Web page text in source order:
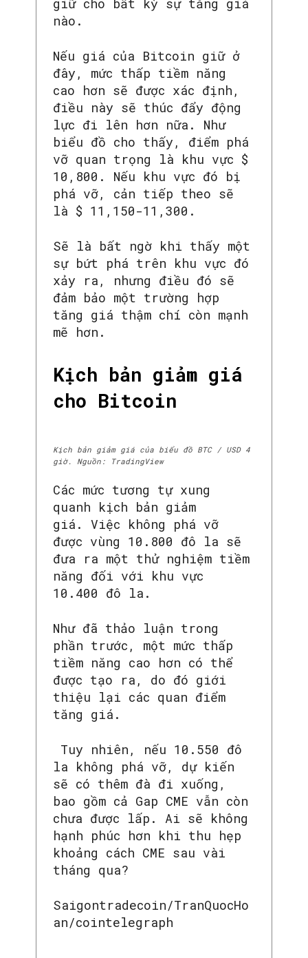
SEARCH...
nào.
Nếu giá của Bitcoin giữ ở
đây, mức thấp tiềm năng
cao hơn sẽ được xác định,
điều này sẽ thúc đẩy động
lực đi lên hơn nữa. Như
biểu đồ cho thấy, điểm phá
vỡ quan trọng là khu vực $
10,800. Nếu khu vực đó bị
phá vỡ, cản tiếp theo sẽ
là $ 11,150-11,300.
Sẽ là bất ngờ khi thấy một
sự bứt phá trên khu vực đó
xảy ra, nhưng điều đó sẽ
đảm bảo một trường hợp
tăng giá thậm chí còn mạnh
mẽ hơn.
Kịch bản giảm giá
cho Bitcoin
Kịch bản giảm giá của biểu đồ BTC / USD 4
giờ. Nguồn: TradingView
Các mức tương tự xung
quanh kịch bản giảm
giá. Việc không phá vỡ
được vùng 10.800 đô la sẽ
đưa ra một thử nghiệm tiềm
năng đối với khu vực
10.400 đô la.
Như đã thảo luận trong
phần trước, một mức thấp
tiềm năng cao hơn có thể
được tạo ra, do đó giới
thiệu lại các quan điểm
tăng giá.
Tuy nhiên, nếu 10.550 đô
la không phá vỡ, dự kiến ​​
sẽ có thêm đà đi xuống,
bao gồm cả Gap CME vẫn còn
chưa được lấp. Ai sẽ không
hạnh phúc hơn khi thu hẹp
khoảng cách CME sau vài
tháng qua?
Saigontradecoin/TranQuocHo
an/cointelegraph